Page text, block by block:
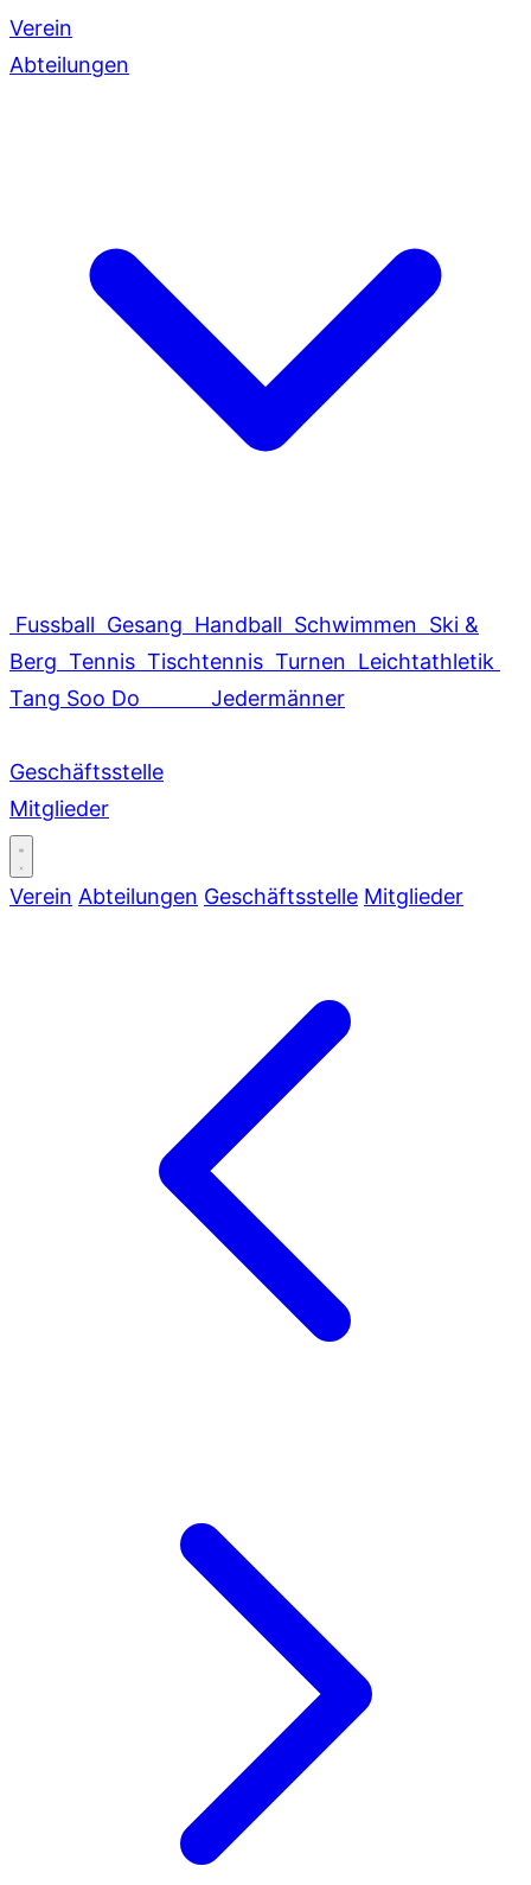
Verein
Abteilungen
Fussball Gesang Handball Schwimmen Ski &
Berg Tennis Tischtennis Turnen Leichtathletik
Tang Soo Do
Jedermänner
Geschäftsstelle
Mitglieder
Verein Abteilungen Geschäftsstelle Mitglieder